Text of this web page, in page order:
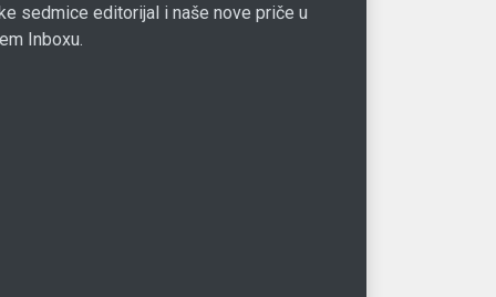
sedmice editorijal i naše nove priče u
Inboxu.